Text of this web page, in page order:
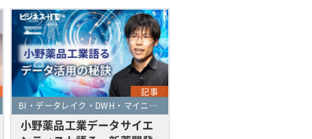
記事
BI・データレイク・DWH・マイニング
小野薬品工業データサイエ